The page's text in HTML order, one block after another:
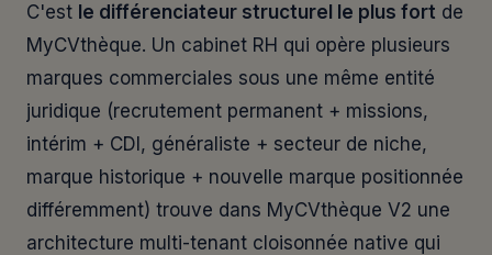
C'est le différenciateur structurel le plus fort de
MyCVthèque. Un cabinet RH qui opère plusieurs
marques commerciales sous une même entité
juridique (recrutement permanent + missions,
intérim + CDI, généraliste + secteur de niche,
marque historique + nouvelle marque positionnée
différemment) trouve dans MyCVthèque V2 une
architecture multi-tenant cloisonnée native qui